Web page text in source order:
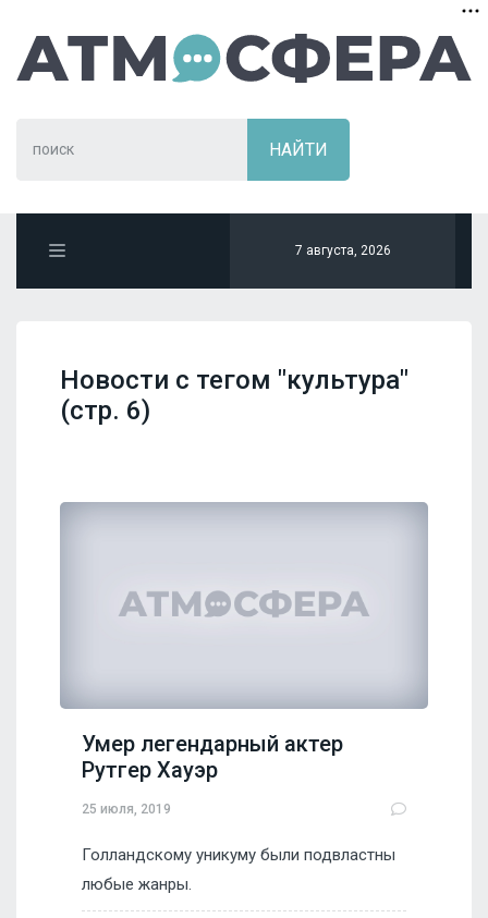
7 августа, 2026
Новости с тегом "культура"
(стр. 6)
Умер легендарный актер
Рутгер Хауэр
25 июля, 2019
Голландскому уникуму были подвластны
любые жанры.